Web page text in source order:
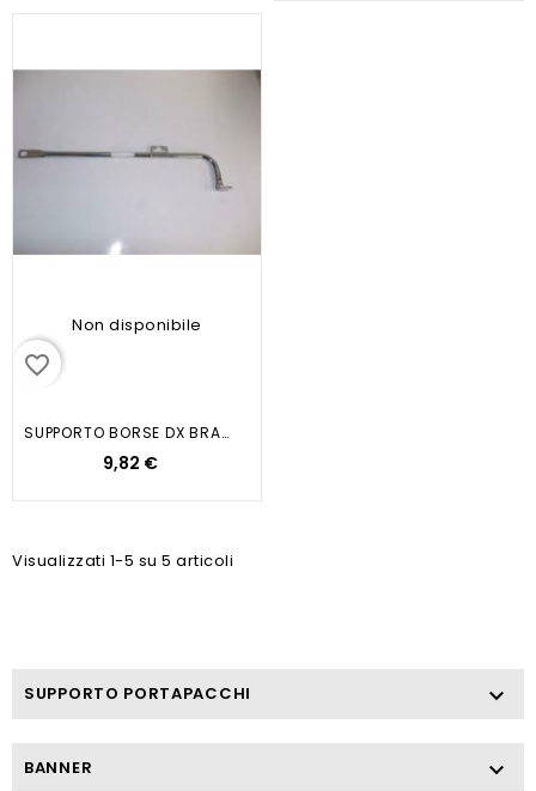
Non disponibile
favorite_border
SUPPORTO BORSE DX BRAVO ERRE 2 3
9,82 €
Visualizzati 1-5 su 5 articoli
SUPPORTO PORTAPACCHI 
BANNER 